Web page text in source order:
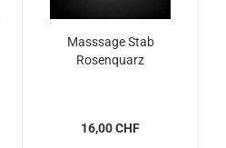
Masssage Stab
Rosenquarz
16,00 CHF